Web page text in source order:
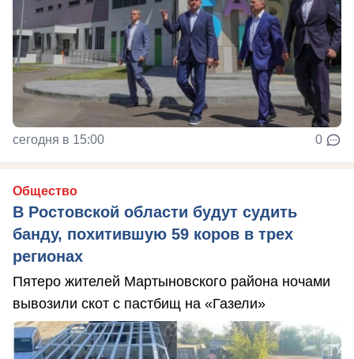
сегодня в 15:00 0
Общество
В Ростовской области будут судить
банду, похитившую 59 коров в трех
регионах
Пятеро жителей Мартыновского района ночами
вывозили скот с пастбищ на «Газели»